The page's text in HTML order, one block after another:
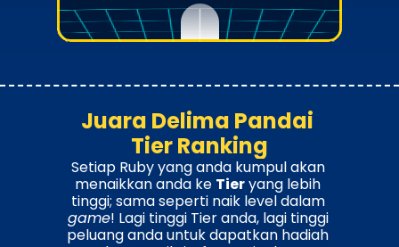
Juara Delima Pandai
Tier Ranking
Setiap Ruby yang anda kumpul akan
menaikkan anda ke Tier yang lebih
tinggi; sama seperti naik level dalam
game! Lagi tinggi Tier anda, lagi tinggi
peluang anda untuk dapatkan hadiah